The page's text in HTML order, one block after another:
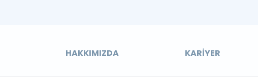
HAKKIMIZDA KARIYER